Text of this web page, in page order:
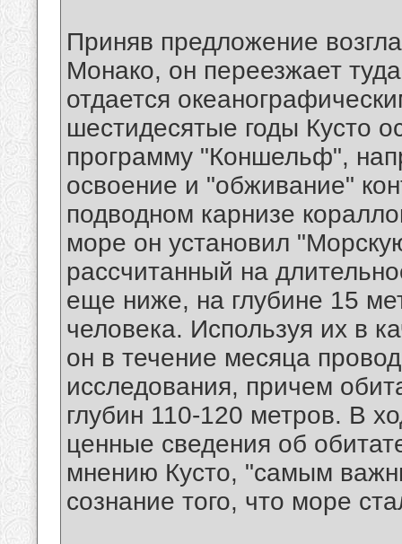
Приняв предложение
Монако, он переезжает
отдается
шестидесятые годы Кусто
программу "Коншельф",
освоение и "обживание"
подводном карнизе
море он установил
рассчитанный на
еще ниже, на глубине 15
человека. Используя их в
он в течение месяца
исследования, причем
глубин 110-120 метров. В
ценные сведения об
мнению Кусто, "самым
сознание того, что море